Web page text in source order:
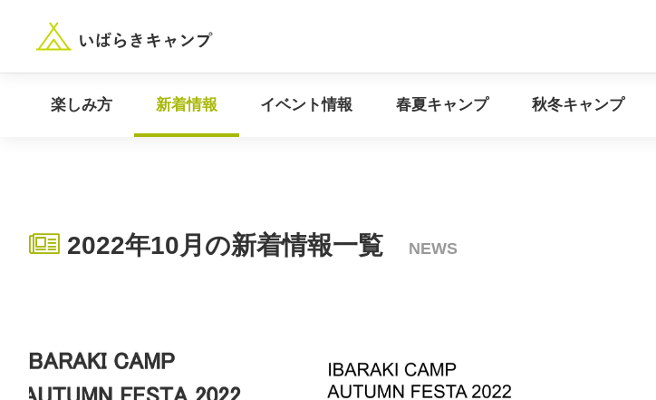
“いばらき”のキャンプ場を探す
楽しみ方 新着情報 イベント情報 春夏キャンプ 秋冬キャンプ
2022年10月の新着情報一覧 NEWS